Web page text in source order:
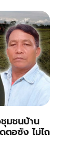
มชนบ้าน
อซัง ไม่ไถ